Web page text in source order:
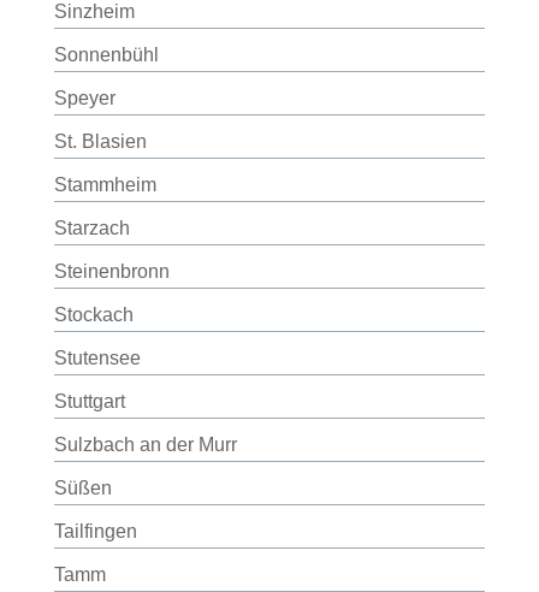
Sinzheim
Sonnenbühl
Speyer
St. Blasien
Stammheim
Starzach
Steinenbronn
Stockach
Stutensee
Stuttgart
Sulzbach an der Murr
Süßen
Tailfingen
Tamm